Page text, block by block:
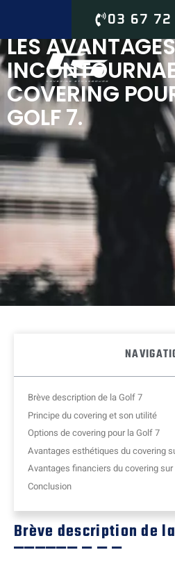
LES
COVERING
GOLF 7.
Brève description de la Golf 7
Principe du covering et son utilité
Options de covering pour la Golf 7
Avantages esthétiques du covering
Avantages financiers du covering
Conclusion
Brève description de
03 67 72